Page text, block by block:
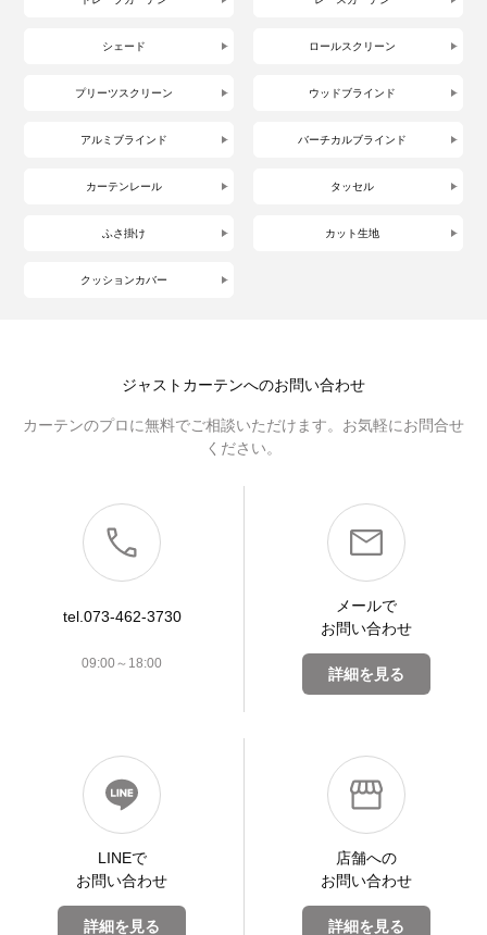
シェード ロールスクリーン
プリーツスクリーン ウッドブラインド
アルミブラインド バーチカルブラインド
カーテンレール タッセル
ふさ掛け カット生地
クッションカバー
ジャストカーテンへのお問い合わせ
カーテンのプロに無料でご相談いただけます。お気軽にお問合せ
ください。
tel.073-462-3730
09:00～18:00
メールで
お問い合わせ
詳細を見る
LINEで
お問い合わせ
詳細を見る
店舗への
お問い合わせ
詳細を見る